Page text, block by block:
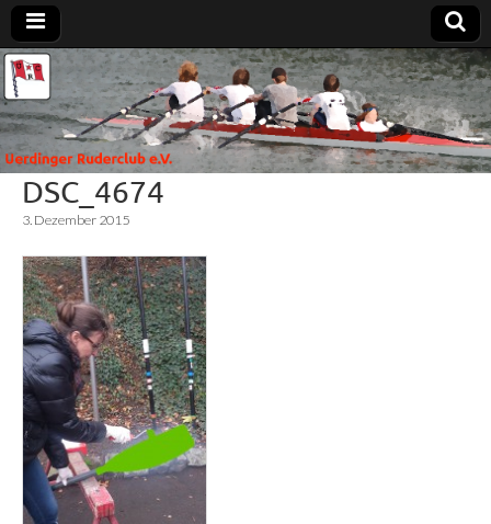
Uerdinger
Ruderclub
e.V.
Rudern in
Krefeld-
Uerdingen
DSC_4674
3. Dezember 2015